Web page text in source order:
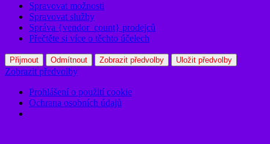
Spravovat možnosti
Spravovat služby
Správa {vendor_count} prodejců
Přečtěte si více o těchto účelech
Přijmout Odmítnout Zobrazit předvolby Uložit předvolby
Zobrazit předvolby
Prohlášení o použití cookie
Ochrana osobních údajů